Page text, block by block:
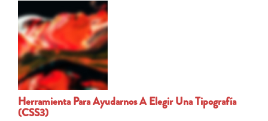
Herramienta Para Ayudarnos A Elegir Una Tipografía
(CSS3)